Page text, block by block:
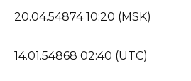
20.04.54874 10:20 (MSK)
14.01.54868 02:40 (UTC)